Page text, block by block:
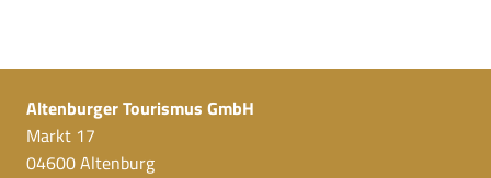
Altenburger Tourismus GmbH
Markt 17
04600 Altenburg